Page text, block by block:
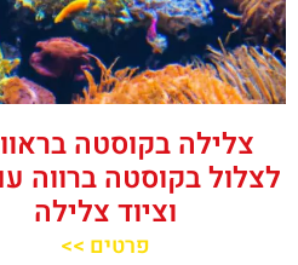
צלילה בקוסטה
לצלול בקוסטה ברווה
וציוד צלילה
פרטים >>